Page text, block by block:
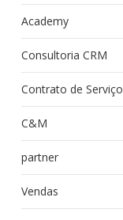
Academy
Consultoria CRM
Contrato de Serviço
C&M
partner
Vendas